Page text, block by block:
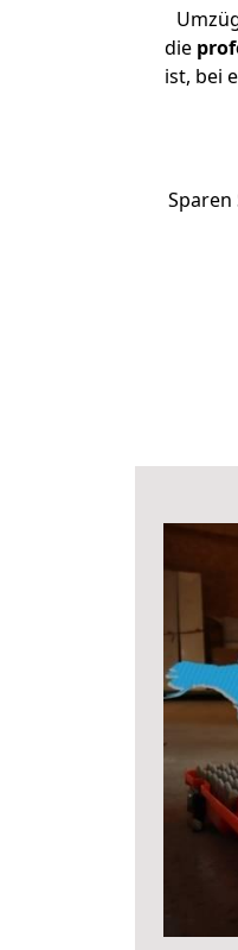
die
ist, bei